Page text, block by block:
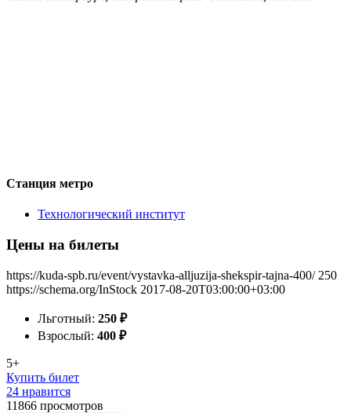
Станция метро
Технологический институт
Цены на билеты
https://kuda-spb.ru/event/vystavka-alljuzija-shekspir-tajna-400/ 250
https://schema.org/InStock 2017-08-20T03:00:00+03:00
Льготный: 250 ₽
Взрослый: 400 ₽
5+
Купить билет
24 нравится
11866 просмотров